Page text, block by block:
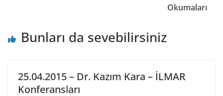
Okumaları
Bunları da sevebilirsiniz
25.04.2015 – Dr. Kazım Kara – İLMAR
Konferansları